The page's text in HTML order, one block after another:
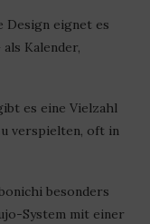
Design eignet es
Kalender,
es eine Vielzahl
verspielten, oft in
besonders
System mit einer